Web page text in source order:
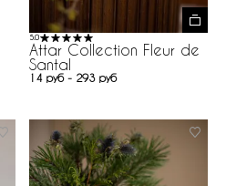
5.0
Attar Collection Fleur de
Santal
14 руб - 293 руб